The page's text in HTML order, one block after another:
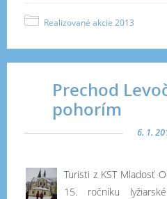
Realizované akcie 2013
Prechod
pohorím
6. 1.
Turisti z KST Mladosť
15. ročníku